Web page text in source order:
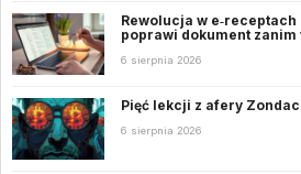
Rewolucja w
poprawi dokument
6 sierpnia 2026
Pięć lekcji z afery
6 sierpnia 2026